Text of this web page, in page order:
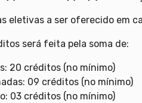
eletivas a ser oferecido em
será feita pela soma de:
20 créditos (no mínimo)
09 créditos (no mínimo)
03 créditos (no mínimo)